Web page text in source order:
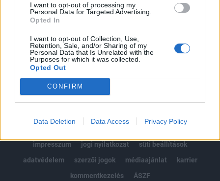
I want to opt-out of processing my
Personal Data for Targeted Advertising.
Opted In
I want to opt-out of Collection, Use,
Retention, Sale, and/or Sharing of my
Personal Data that Is Unrelated with the
Purposes for which it was collected.
Opted Out
CONFIRM
Data Deletion Data Access Privacy Policy
Előfizetés
MÁR ELŐFIZETŐNK VAGY?BEJELENTKEZÉS
impresszum
jogi nyilatkozat
süti beállítások
adatvédelem
szerzői jogok médiaajánlat
karrier
kommentkezelés
ÁSZF